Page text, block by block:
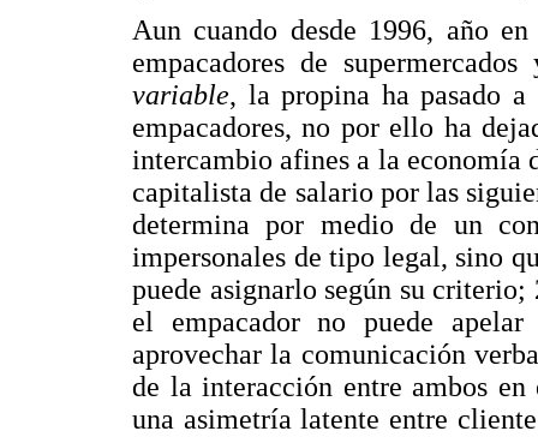
Aun cuando desde 1996, año
empacadores de
variable, la propina ha pasado
empacadores, no por ello ha
intercambio afines a la economía
capitalista de salario por las
determina por medio de un
impersonales de tipo legal, sino
puede asignarlo según su
el empacador no puede
aprovechar la comunicación
de la interacción entre ambos
una asimetría latente entre